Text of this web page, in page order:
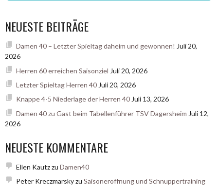
NEUESTE BEITRÄGE
Damen 40 – Letzter Spieltag daheim und gewonnen! Juli 20,
2026
Herren 60 erreichen Saisonziel Juli 20, 2026
Letzter Spieltag Herren 40 Juli 20, 2026
Knappe 4-5 Niederlage der Herren 40Juli 13, 2026
Damen 40 zu Gast beim Tabellenführer TSV Dagersheim Juli 12,
2026
NEUESTE KOMMENTARE
Ellen Kautzzu Damen40
Peter Kreczmarskyzu Saisoneröffnung und Schnuppertraining